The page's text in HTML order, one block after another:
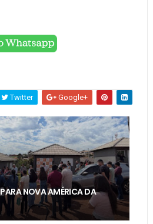
Twitter Google+
NOVA AMÉRICA DA